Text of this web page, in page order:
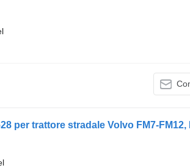
per trattore stradale Volvo FM7-FM12,